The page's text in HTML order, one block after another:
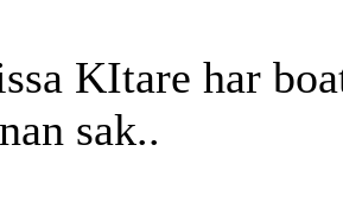
KItare har
sak..